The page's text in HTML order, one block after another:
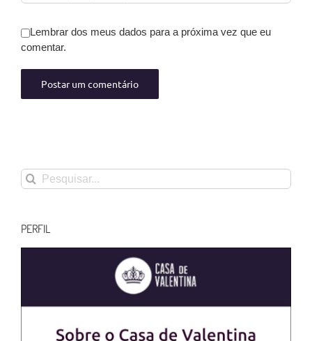
Lembrar dos meus dados para a próxima vez que eu
comentar.
Buscar
resultados
PERFIL